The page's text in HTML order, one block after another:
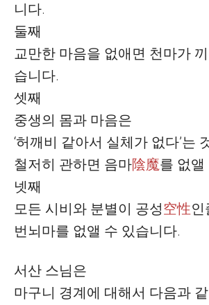
니다.
둘째
교만한 마음을 없애면 천마가
습니다.
셋째
중생의 몸과 마음은
‘허깨비 같아서 실체가 없다’는
철저히 관하면 음마陰魔를 없앨
넷째
모든 시비와 분별이 공성空性인
번뇌마를 없앨 수 있습니다.
서산 스님은
마구니 경계에 대해서 다음과